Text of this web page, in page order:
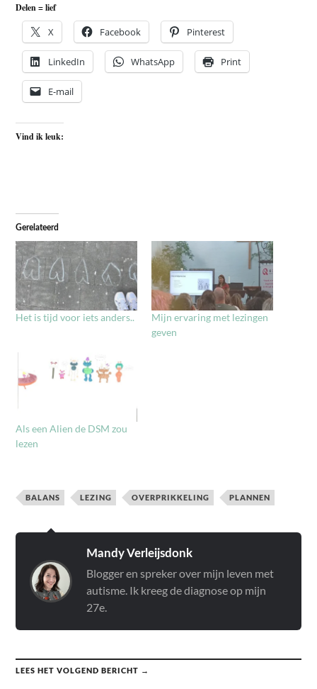
Delen = lief
X Facebook Pinterest
LinkedIn WhatsApp Print
E-mail
Vind ik leuk:
Gerelateerd
Het is tijd voor iets anders..
Mijn ervaring met lezingen
geven
Als een Alien de DSM zou
lezen
BALANS LEZING OVERPRIKKELING PLANNEN
Mandy Verleijsdonk
Blogger en spreker over mijn leven met
autisme. Ik kreeg de diagnose op mijn
27e.
LEES HET VOLGEND BERICHT →